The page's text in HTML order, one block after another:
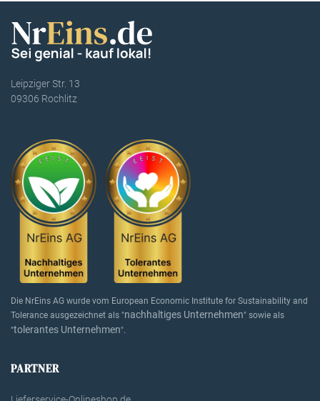
Leipziger Str. 13
09306 Rochlitz
Die NrEins AG wurde vom European Economic Institute for Sustainability and
Tolerance ausgezeichnet als "nachhaltiges Unternehmen" sowie als
"tolerantes Unternehmen".
PARTNER